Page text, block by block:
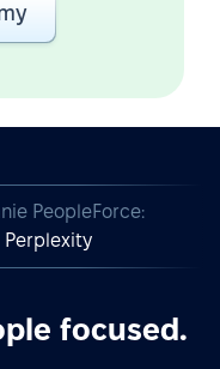
PeopleForce:
Perplexity
focused.